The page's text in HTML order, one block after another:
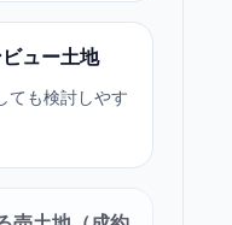
ュー土地
ても検討しやす